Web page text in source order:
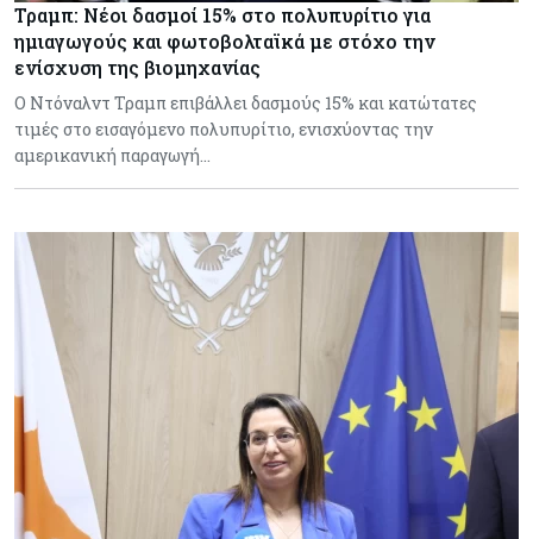
Τραμπ: Νέοι δασμοί 15% στο πολυπυρίτιο για
ημιαγωγούς και φωτοβολταϊκά με στόχο την
ενίσχυση της βιομηχανίας
Ο Ντόναλντ Τραμπ επιβάλλει δασμούς 15% και κατώτατες
τιμές στο εισαγόμενο πολυπυρίτιο, ενισχύοντας την
αμερικανική παραγωγή…